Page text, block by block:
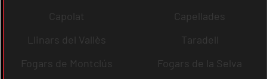
Capolat
Capellades
Llinars del Vallès
Taradell
Fogars de Montclús
Fogars de la Selva